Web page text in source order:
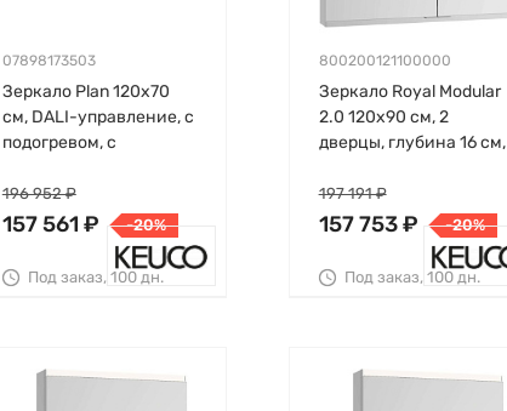
07898173503
Зеркало Plan 120х70
см, DALI-управление, с
подогревом, с
157 561 ₽
196 952 ₽
-20%
Под заказ, 100 дн.
800200121100000
Зеркало Royal Modular
2.0 120х90 см, 2
дверцы, глубина 16 см,
157 753 ₽
197 191 ₽
-20%
Под заказ, 100 дн.